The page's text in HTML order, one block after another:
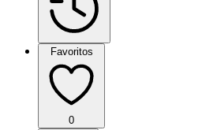
Favoritos
0